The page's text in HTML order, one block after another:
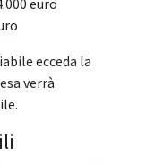
euro
ecceda la
verrà